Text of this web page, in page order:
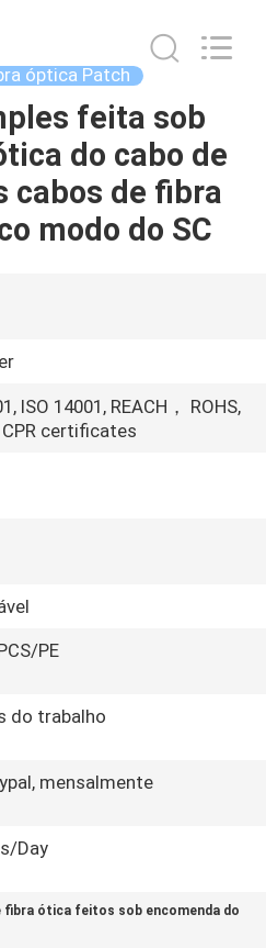
óptica Patch
feita sob
do cabo de
cabos de fibra
modo do SC
ISO 14001, REACH， ROHS,
CPR certificates
PE
do trabalho
mensalmente
Day
fibra ótica feitos sob encomenda do